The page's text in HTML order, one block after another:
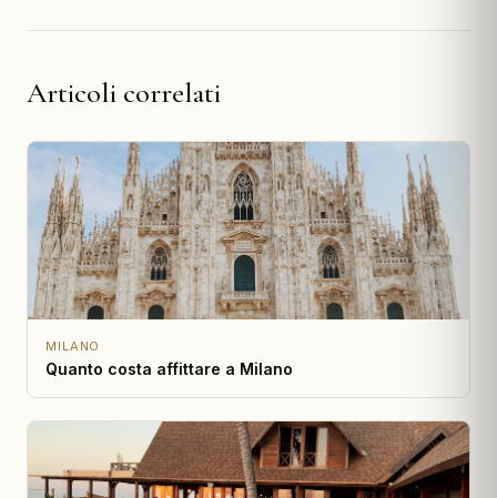
Articoli correlati
MILANO
Quanto costa affittare a Milano